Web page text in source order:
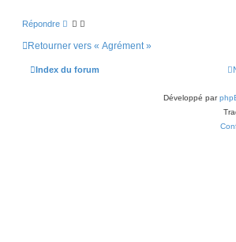
e
o
Répondre
Retourner vers « Agrément »
Index du forum
Développé par